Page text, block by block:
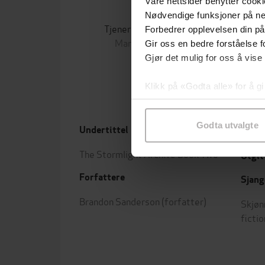
Nødvendige funksjoner på
Forbedrer opplevelsen din
Gir oss en bedre forståelse
Gjør det mulig for oss å vise
Klikk på «Godta alle» for å
samtykke til spesifikke
Godta utvalgte
169,-
Tjenerinnens beretning
Margaret Atwood
EBOK
Undertittel
The Stormlight Archive Book Two
Forfattere
Brandon Sanderson (forfatter)
Forlag